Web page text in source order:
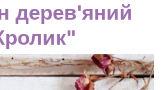
дерев'яний